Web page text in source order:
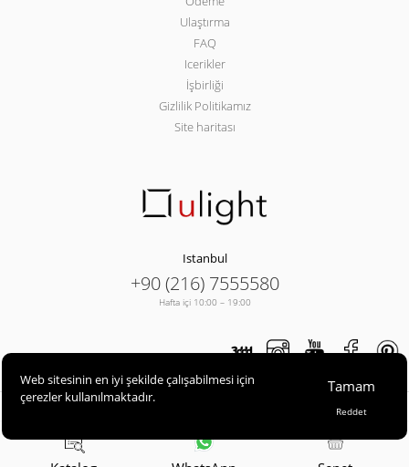
Ulaştırma
FAQ
Icerikler
İşbirliği
Gizlilik Politikamız
Site haritası
Istanbul
+90 (216) 7555580
Hafta içi 10:00 – 19:00
Web sitesinin en iyi şekilde çalışabilmesi için
çerezler kullanılmaktadır.
Tamam
Reddet